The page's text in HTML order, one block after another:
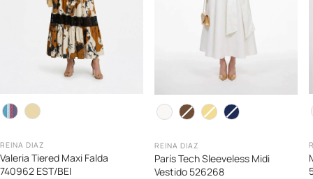
Color
REINA DIAZ
Valeria Tiered Maxi Falda
740962 EST/BEI
Color
REINA DIAZ
París Tech Sleeveless Midi
Vestido 526268